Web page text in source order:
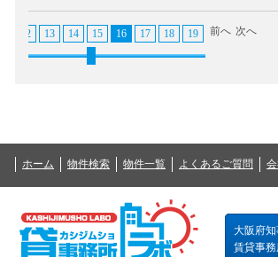
12 13 14 15 16 17 18 19 20 21
前へ 次へ
ホーム 物件検索 物件一覧 よくあるご質問
大阪府
賃貸事